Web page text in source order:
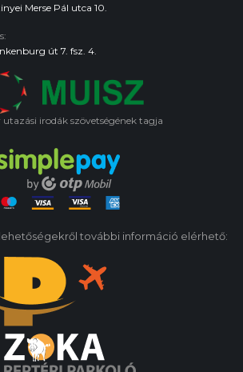
Merse Pál utca 10.
út 7. fsz. 4.
utazási irodák szövetségének tagja
további információ elérhető: